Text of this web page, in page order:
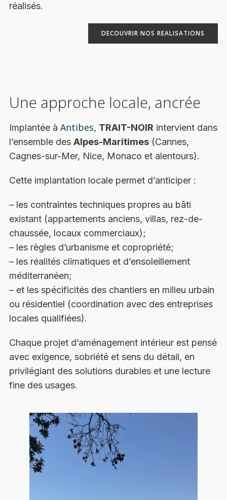
réalisés.
DECOUVRIR NOS REALISATIONS
Une approche locale, ancrée
Implantée à Antibes, TRAIT-NOIR intervient dans
l’ensemble des Alpes-Maritimes (Cannes,
Cagnes-sur-Mer, Nice, Monaco et alentours).
Cette implantation locale permet d’anticiper :
– les contraintes techniques propres au bâti
existant (appartements anciens, villas, rez-de-
chaussée, locaux commerciaux);
– les règles d’urbanisme et copropriété;
– les réalités climatiques et d’ensoleillement
méditerranéen;
– et les spécificités des chantiers en milieu urbain
ou résidentiel (coordination avec des entreprises
locales qualifiées).
Chaque projet d’aménagement intérieur est pensé
avec exigence, sobriété et sens du détail, en
privilégiant des solutions durables et une lecture
fine des usages.